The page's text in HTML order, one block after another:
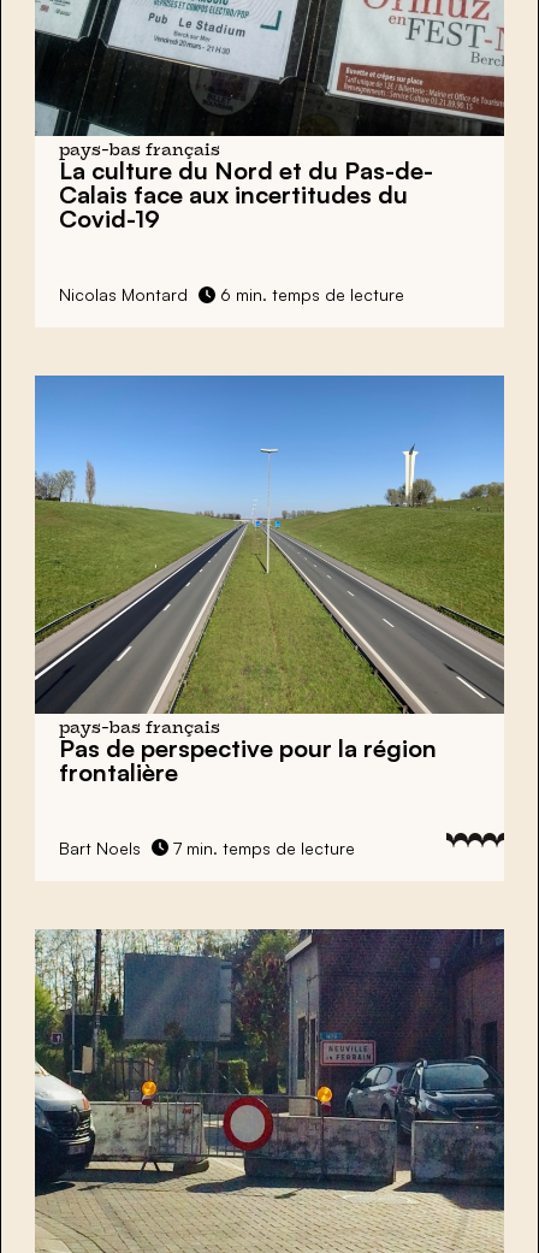
pays-bas français
La culture du Nord et du Pas-de-
Calais face aux incertitudes du
Covid-19
Nicolas Montard 6 min. temps de lecture
pays-bas français
Pas de perspective pour la région
frontalière
Bart Noels 7 min. temps de lecture